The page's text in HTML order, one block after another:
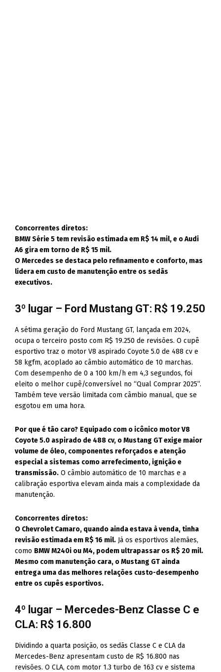
Concorrentes diretos:
BMW Série 5 tem revisão estimada em R$ 14 mil, e o Audi
A6 gira em torno de R$ 15 mil.
O Mercedes se destaca pelo refinamento e conforto, mas
lidera em custo de manutenção entre os sedãs
executivos.
3º lugar – Ford Mustang GT: R$ 19.250
A sétima geração do Ford Mustang GT, lançada em 2024,
ocupa o terceiro posto com R$ 19.250 de revisões. O cupê
esportivo traz o motor V8 aspirado Coyote 5.0 de 488 cv e
58 kgfm, acoplado ao câmbio automático de 10 marchas.
Com desempenho de 0 a 100 km/h em 4,3 segundos, foi
eleito o melhor cupê/conversível no “Qual Comprar 2025”.
Também teve versão limitada com câmbio manual, que se
esgotou em uma hora.
Por que é tão caro? Equipado com o icônico motor V8
Coyote 5.0 aspirado de 488 cv, o Mustang GT exige maior
volume de óleo, componentes reforçados e atenção
especial a sistemas como arrefecimento, ignição e
transmissão. O câmbio automático de 10 marchas e a
calibração esportiva elevam ainda mais a complexidade da
manutenção.
Concorrentes diretos:
O Chevrolet Camaro, quando ainda estava à venda, tinha
revisão estimada em R$ 16 mil. Já os esportivos alemães,
como BMW M240i ou M4, podem ultrapassar os R$ 20 mil.
Mesmo com manutenção cara, o Mustang GT ainda
entrega uma das melhores relações custo-desempenho
entre os cupês esportivos.
4º lugar – Mercedes-Benz Classe C e
CLA: R$ 16.800
Dividindo a quarta posição, os sedãs Classe C e CLA da
Mercedes-Benz apresentam custo de R$ 16.800 nas
revisões. O CLA, com motor 1.3 turbo de 163 cv e sistema